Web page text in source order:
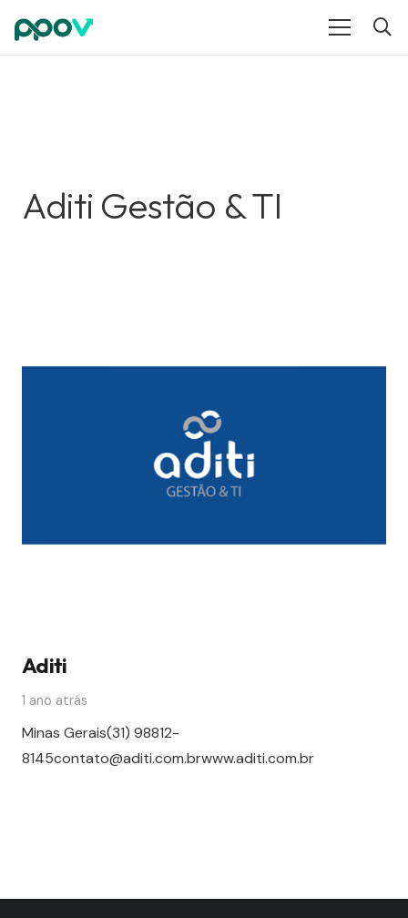
Aditi Gestão & TI
Aditi
1 ano atrás
Minas Gerais(31) 98812-
8145contato@aditi.com.brwww.aditi.com.br